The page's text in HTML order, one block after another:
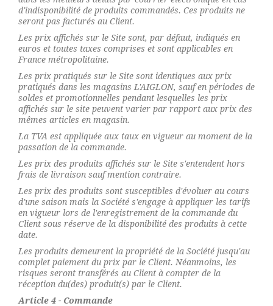
d'indisponibilité de produits commandés. Ces produits ne
seront pas facturés au Client.
Les prix affichés sur le Site sont, par défaut, indiqués en
euros et toutes taxes comprises et sont applicables en
France métropolitaine.
Les prix pratiqués sur le Site sont identiques aux prix
pratiqués dans les magasins L'AIGLON, sauf en périodes de
soldes et promotionnelles pendant lesquelles les prix
affichés sur le site peuvent varier par rapport aux prix des
mêmes articles en magasin.
La TVA est appliquée aux taux en vigueur au moment de la
passation de la commande.
Les prix des produits affichés sur le Site s'entendent hors
frais de livraison sauf mention contraire.
Les prix des produits sont susceptibles d'évoluer au cours
d'une saison mais la Société s'engage à appliquer les tarifs
en vigueur lors de l'enregistrement de la commande du
Client sous réserve de la disponibilité des produits à cette
date.
Les produits demeurent la propriété de la Société jusqu'au
complet paiement du prix par le Client. Néanmoins, les
risques seront transférés au Client à compter de la
réception du(des) produit(s) par le Client.
Article 4 - Commande